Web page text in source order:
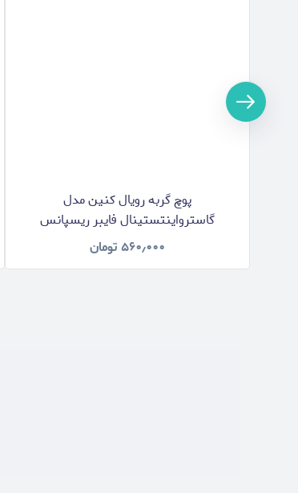
پوچ گربه رویال کنین مدل
گاسترواینتستینال فایبر ریسپانس
۵۶۰٫۰۰۰تومان